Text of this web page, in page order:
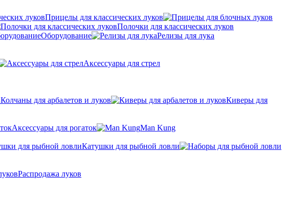
Прицелы для классических луков
Полочки для классических луков
Оборудование
Релизы для лука
Аксессуары для стрел
Колчаны для арбалетов и луков
Киверы для
Аксессуары для рогаток
Man Kung
Катушки для рыбной ловли
Распродажа луков